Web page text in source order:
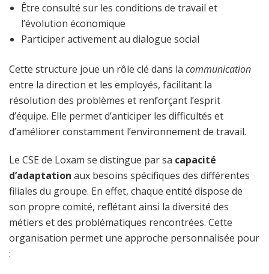
Être consulté sur les conditions de travail et
l’évolution économique
Participer activement au dialogue social
Cette structure joue un rôle clé dans la communication
entre la direction et les employés, facilitant la
résolution des problèmes et renforçant l’esprit
d’équipe. Elle permet d’anticiper les difficultés et
d’améliorer constamment l’environnement de travail.
Le CSE de Loxam se distingue par sa capacité
d’adaptation aux besoins spécifiques des différentes
filiales du groupe. En effet, chaque entité dispose de
son propre comité, reflétant ainsi la diversité des
métiers et des problématiques rencontrées. Cette
organisation permet une approche personnalisée pour
: